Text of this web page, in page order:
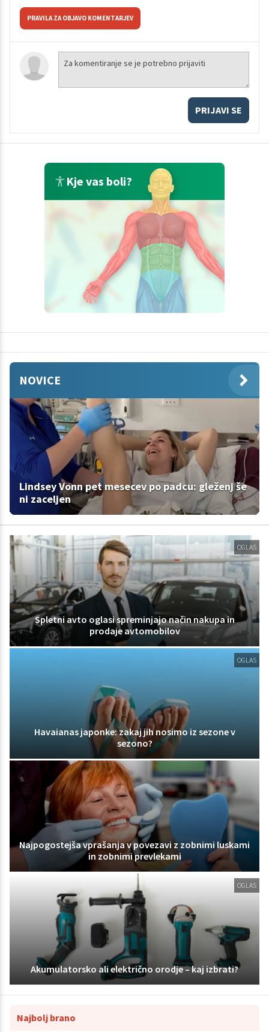
PRAVILA ZA OBJAVO KOMENTARJEV
PRIJAVI SE
Kje vas boli?
NOVICE
Lindsey Vonn pet mesecev po padcu: gleženj še
ni zaceljen
OGLAS
Spletni avto oglasi spreminjajo način nakupa in
prodaje avtomobilov
OGLAS
Havaianas japonke: zakaj jih nosimo iz sezone v
sezono?
Najpogostejša vprašanja v povezavi z zobnimi luskami
in zobnimi prevlekami
OGLAS
Akumulatorsko ali električno orodje – kaj izbrati?
Najbolj brano